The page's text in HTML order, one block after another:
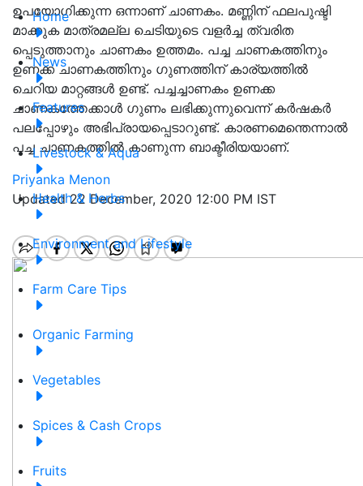
Home
News
Features
Livestock & Aqua
Health & Herbs
Environment and Lifestyle
Farm Care Tips
Organic Farming
Vegetables
Spices & Cash Crops
Fruits
ഉപയോഗിക്കുന്ന ഒന്നാണ് ചാണകം. മണ്ണിന് ഫലപുഷ്ടി
മാക്കുക മാത്രമല്ല ചെടിയുടെ വളർച്ച ത്വരിത
പ്പെടുത്താനും ചാണകം ഉത്തമം. പച്ച ചാണകത്തിനും
ഉണക്ക ചാണകത്തിനും ഗുണത്തിന് കാര്യത്തിൽ
ചെറിയ മാറ്റങ്ങൾ ഉണ്ട്. പച്ചച്ചാണകം ഉണക്ക
ചാണകത്തേക്കാൾ ഗുണം ലഭിക്കുന്നുവെന്ന് കർഷകർ
പലപ്പോഴും അഭിപ്രായപ്പെടാറുണ്ട്. കാരണമെന്തെന്നാൽ
പച്ച ചാണകത്തിൽ കാണുന്ന ബാക്ടീരിയയാണ്.
Priyanka Menon
Updated 22 December, 2020 12:00 PM IST